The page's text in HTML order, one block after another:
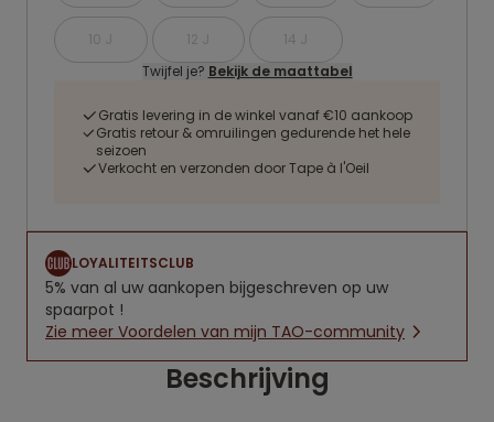
10 J 12 J
14 J
Twijfel je? Bekijk de maattabel
Gratis levering in de winkel vanaf €10 aankoop
Gratis retour & omruilingen gedurende het hele
seizoen
Verkocht en verzonden door Tape à l'Oeil
LOYALITEITSCLUB
5% van al uw aankopen bijgeschreven op uw
spaarpot !
Zie meer Voordelen van mijn TAO-community
Beschrijving